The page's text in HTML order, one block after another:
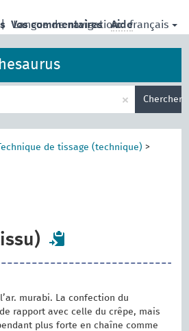
| Langue de navigation: français
Vos commentaires Aide
× Chercher
Technique de tissage (technique) >
murabi. La confection du
rapport avec celle du crêpe, mais
plus forte en chaîne comme